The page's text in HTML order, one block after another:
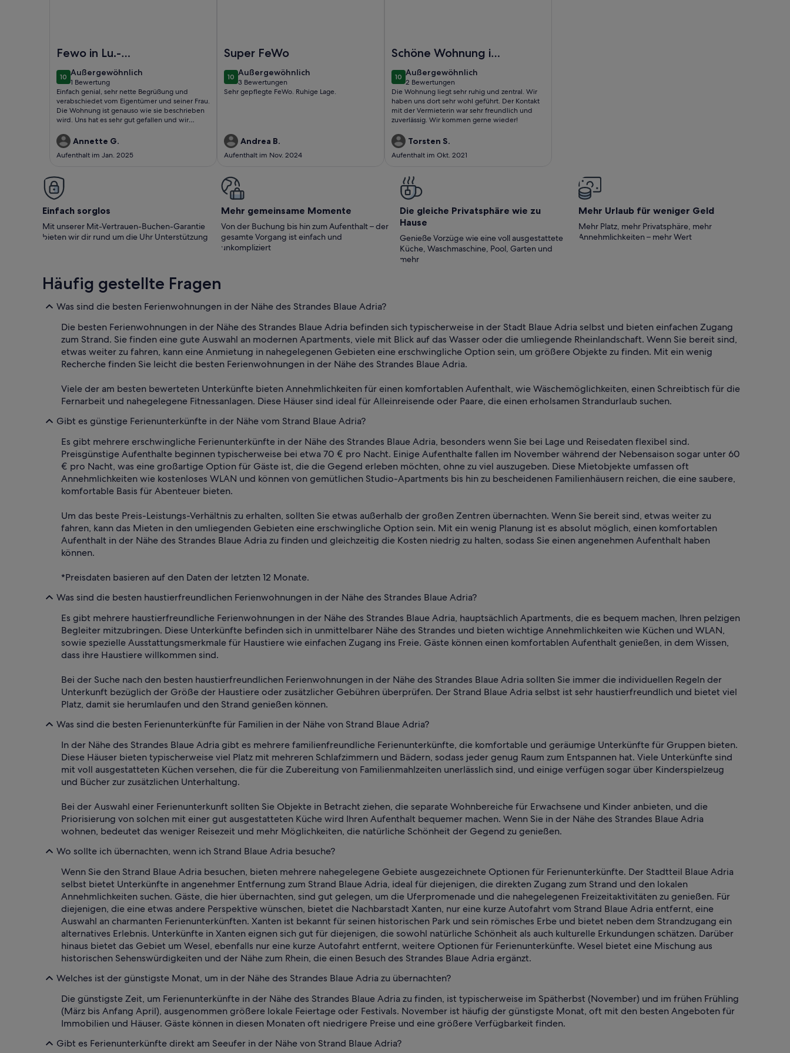
Fewo in Lu.-
Friesenheim
1010 von 10
Außergewöhnlich
außergewöhnlich
1 Bewertung
(1
bewertung)
Einfach genial, sehr nette Begrüßung und
verabschiedet vom Eigentümer und seiner Frau.
Die Wohnung ist genauso wie sie beschrieben
wird. Uns hat es sehr gut gefallen und wir
wieder.Annette und Frank
Annette G.
Aufenthalt im Jan. 2025
Super FeWo
1010 von 10
Außergewöhnlich
außergewöhnlich
3 Bewertungen
(3
bewertungen)
Sehr gepflegte FeWo. Ruhige Lage.
Andrea B.
Aufenthalt im Nov. 2024
Schöne Wohnung im
Herzen Speyers!
1010 von 10
Außergewöhnlich
außergewöhnlich
2 Bewertungen
(2
bewertungen)
Die Wohnung liegt sehr ruhig und zentral. Wir
haben uns dort sehr wohl geführt. Der Kontakt
mit der Vermieterin war sehr freundlich und
zuverlässig. Wir kommen gerne wieder!
Torsten S.
Aufenthalt im Okt. 2021
Einfach sorglos
Mit unserer Mit-Vertrauen-Buchen-Garantie
bieten wir dir rund um die Uhr Unterstützung
Mehr gemeinsame Momente
Von der Buchung bis hin zum Aufenthalt – der
gesamte Vorgang ist einfach und
unkompliziert
Die gleiche Privatsphäre wie zu
Hause
Genieße Vorzüge wie eine voll ausgestattete
Küche, Waschmaschine, Pool, Garten und
mehr
Mehr Urlaub für weniger Geld
Mehr Platz, mehr Privatsphäre, mehr
Annehmlichkeiten – mehr Wert
Häufig gestellte Fragen
Was sind die besten Ferienwohnungen in der Nähe des Strandes Blaue Adria?
Die besten Ferienwohnungen in der Nähe des Strandes Blaue Adria befinden sich typischerweise in der Stadt Blaue Adria selbst und bieten einfachen Zugang
zum Strand. Sie finden eine gute Auswahl an modernen Apartments, viele mit Blick auf das Wasser oder die umliegende Rheinlandschaft. Wenn Sie bereit sind,
etwas weiter zu fahren, kann eine Anmietung in nahegelegenen Gebieten eine erschwingliche Option sein, um größere Objekte zu finden. Mit ein wenig
Recherche finden Sie leicht die besten Ferienwohnungen in der Nähe des Strandes Blaue Adria.
Viele der am besten bewerteten Unterkünfte bieten Annehmlichkeiten für einen komfortablen Aufenthalt, wie Wäschemöglichkeiten, einen Schreibtisch für die
Fernarbeit und nahegelegene Fitnessanlagen. Diese Häuser sind ideal für Alleinreisende oder Paare, die einen erholsamen Strandurlaub suchen.
Gibt es günstige Ferienunterkünfte in der Nähe vom Strand Blaue Adria?
Es gibt mehrere erschwingliche Ferienunterkünfte in der Nähe des Strandes Blaue Adria, besonders wenn Sie bei Lage und Reisedaten flexibel sind.
Preisgünstige Aufenthalte beginnen typischerweise bei etwa 70 € pro Nacht. Einige Aufenthalte fallen im November während der Nebensaison sogar unter 60
€ pro Nacht, was eine großartige Option für Gäste ist, die die Gegend erleben möchten, ohne zu viel auszugeben. Diese Mietobjekte umfassen oft
Annehmlichkeiten wie kostenloses WLAN und können von gemütlichen Studio-Apartments bis hin zu bescheidenen Familienhäusern reichen, die eine saubere,
komfortable Basis für Abenteuer bieten.
Um das beste Preis-Leistungs-Verhältnis zu erhalten, sollten Sie etwas außerhalb der großen Zentren übernachten. Wenn Sie bereit sind, etwas weiter zu
fahren, kann das Mieten in den umliegenden Gebieten eine erschwingliche Option sein. Mit ein wenig Planung ist es absolut möglich, einen komfortablen
Aufenthalt in der Nähe des Strandes Blaue Adria zu finden und gleichzeitig die Kosten niedrig zu halten, sodass Sie einen angenehmen Aufenthalt haben
können.
*Preisdaten basieren auf den Daten der letzten 12 Monate.
Was sind die besten haustierfreundlichen Ferienwohnungen in der Nähe des Strandes Blaue Adria?
Es gibt mehrere haustierfreundliche Ferienwohnungen in der Nähe des Strandes Blaue Adria, hauptsächlich Apartments, die es bequem machen, Ihren pelzigen
Begleiter mitzubringen. Diese Unterkünfte befinden sich in unmittelbarer Nähe des Strandes und bieten wichtige Annehmlichkeiten wie Küchen und WLAN,
sowie spezielle Ausstattungsmerkmale für Haustiere wie einfachen Zugang ins Freie. Gäste können einen komfortablen Aufenthalt genießen, in dem Wissen,
dass ihre Haustiere willkommen sind.
Bei der Suche nach den besten haustierfreundlichen Ferienwohnungen in der Nähe des Strandes Blaue Adria sollten Sie immer die individuellen Regeln der
Unterkunft bezüglich der Größe der Haustiere oder zusätzlicher Gebühren überprüfen. Der Strand Blaue Adria selbst ist sehr haustierfreundlich und bietet viel
Platz, damit sie herumlaufen und den Strand genießen können.
Was sind die besten Ferienunterkünfte für Familien in der Nähe von Strand Blaue Adria?
In der Nähe des Strandes Blaue Adria gibt es mehrere familienfreundliche Ferienunterkünfte, die komfortable und geräumige Unterkünfte für Gruppen bieten.
Diese Häuser bieten typischerweise viel Platz mit mehreren Schlafzimmern und Bädern, sodass jeder genug Raum zum Entspannen hat. Viele Unterkünfte sind
mit voll ausgestatteten Küchen versehen, die für die Zubereitung von Familienmahlzeiten unerlässlich sind, und einige verfügen sogar über Kinderspielzeug
und Bücher zur zusätzlichen Unterhaltung.
Bei der Auswahl einer Ferienunterkunft sollten Sie Objekte in Betracht ziehen, die separate Wohnbereiche für Erwachsene und Kinder anbieten, und die
Priorisierung von solchen mit einer gut ausgestatteten Küche wird Ihren Aufenthalt bequemer machen. Wenn Sie in der Nähe des Strandes Blaue Adria
wohnen, bedeutet das weniger Reisezeit und mehr Möglichkeiten, die natürliche Schönheit der Gegend zu genießen.
Wo sollte ich übernachten, wenn ich Strand Blaue Adria besuche?
Wenn Sie den Strand Blaue Adria besuchen, bieten mehrere nahegelegene Gebiete ausgezeichnete Optionen für Ferienunterkünfte. Der Stadtteil Blaue Adria
selbst bietet Unterkünfte in angenehmer Entfernung zum Strand Blaue Adria, ideal für diejenigen, die direkten Zugang zum Strand und den lokalen
Annehmlichkeiten suchen. Gäste, die hier übernachten, sind gut gelegen, um die Uferpromenade und die nahegelegenen Freizeitaktivitäten zu genießen. Für
diejenigen, die eine etwas andere Perspektive wünschen, bietet die Nachbarstadt Xanten, nur eine kurze Autofahrt vom Strand Blaue Adria entfernt, eine
Auswahl an charmanten Ferienunterkünften. Xanten ist bekannt für seinen historischen Park und sein römisches Erbe und bietet neben dem Strandzugang ein
alternatives Erlebnis. Unterkünfte in Xanten eignen sich gut für diejenigen, die sowohl natürliche Schönheit als auch kulturelle Erkundungen schätzen. Darüber
hinaus bietet das Gebiet um Wesel, ebenfalls nur eine kurze Autofahrt entfernt, weitere Optionen für Ferienunterkünfte. Wesel bietet eine Mischung aus
historischen Sehenswürdigkeiten und der Nähe zum Rhein, die einen Besuch des Strandes Blaue Adria ergänzt.
Welches ist der günstigste Monat, um in der Nähe des Strandes Blaue Adria zu übernachten?
Die günstigste Zeit, um Ferienunterkünfte in der Nähe des Strandes Blaue Adria zu finden, ist typischerweise im Spätherbst (November) und im frühen Frühling
(März bis Anfang April), ausgenommen größere lokale Feiertage oder Festivals. November ist häufig der günstigste Monat, oft mit den besten Angeboten für
Immobilien und Häuser. Gäste können in diesen Monaten oft niedrigere Preise und eine größere Verfügbarkeit finden.
Gibt es Ferienunterkünfte direkt am Seeufer in der Nähe von Strand Blaue Adria?